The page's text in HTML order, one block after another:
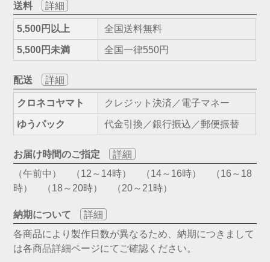
送料 詳細
5,500円以上 全国送料無料
5,500円未満 全国一律550円
配送 詳細
クロネコヤマト クレジット決済／電子マネー
ゆうパック 代金引換／銀行振込／郵便振替
お届け時間のご指定
詳細
（午前中） （12～14時） （14～16時） （16～18
時） （18～20時） （20～21時）
納期について
詳細
各商品により製作日数が異なるため、納期につきまして
は各商品詳細ページにてご確認ください。